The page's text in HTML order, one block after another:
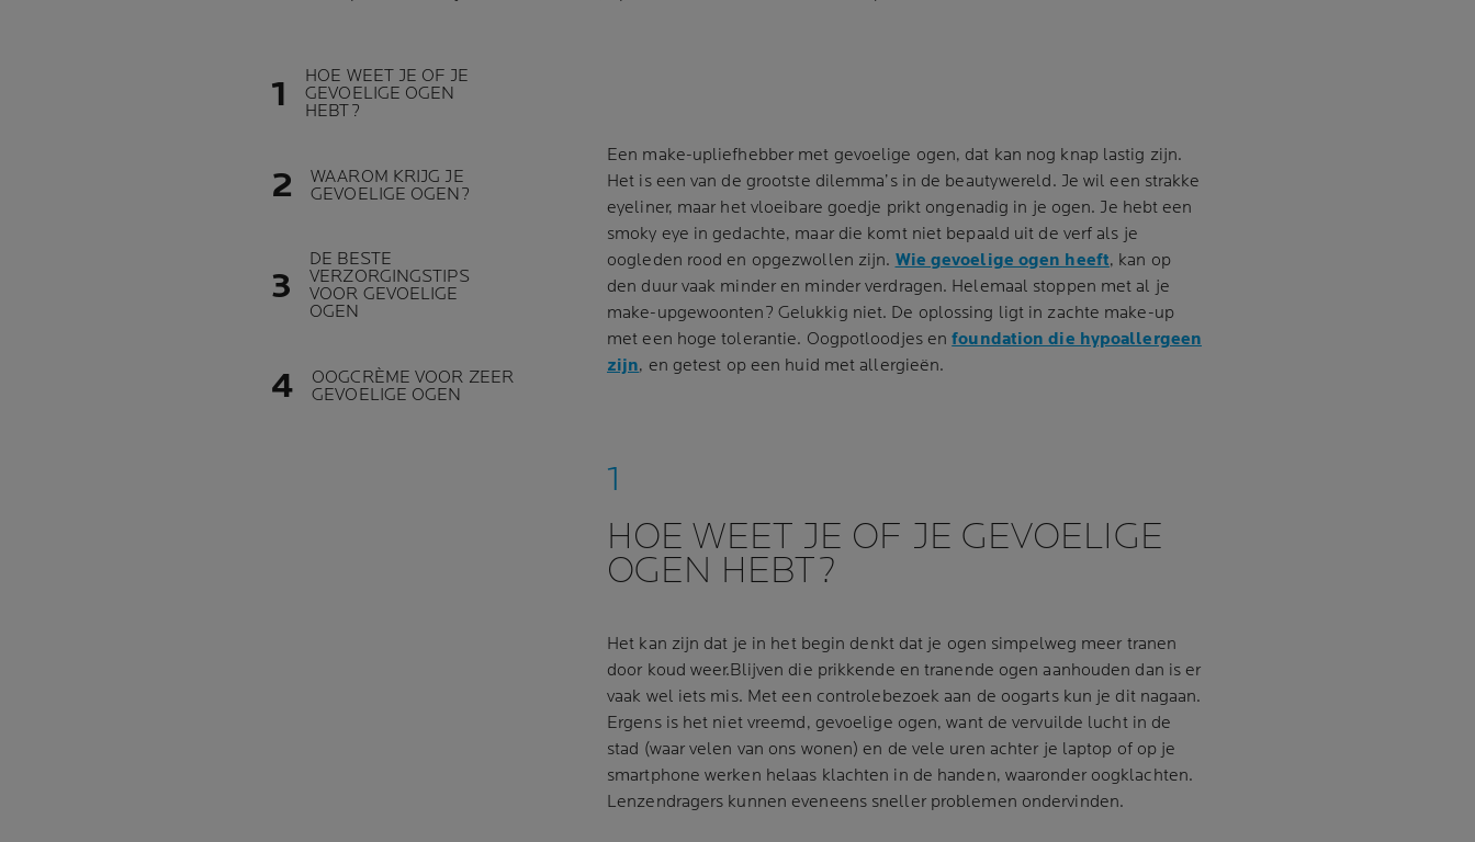
HOE WEET JE OF JE
GEVOELIGE OGEN
HEBT?
WAAROM KRIJG JE
GEVOELIGE OGEN?
DE BESTE
VERZORGINGSTIPS
VOOR GEVOELIGE
OGEN
OOGCRÈME VOOR ZEER
GEVOELIGE OGEN
Een make-upliefhebber met gevoelige ogen, dat kan nog knap lastig zijn.
Het is een van de grootste dilemma’s in de beautywereld. Je wil een strakke
eyeliner, maar het vloeibare goedje prikt ongenadig in je ogen. Je hebt een
smoky eye in gedachte, maar die komt niet bepaald uit de verf als je
oogleden rood en opgezwollen zijn. Wie gevoelige ogen heeft, kan op
den duur vaak minder en minder verdragen. Helemaal stoppen met al je
make-upgewoonten? Gelukkig niet. De oplossing ligt in zachte make-up
met een hoge tolerantie. Oogpotloodjes enfoundation die hypoallergeen
zijn, en getest op een huid met allergieën.
HOE WEET JE OF JE GEVOELIGE
OGEN HEBT?
Het kan zijn dat je in het begin denkt dat je ogen simpelweg meer tranen
door koud weer.Blijven die prikkende en tranende ogen aanhouden dan is er
vaak wel iets mis. Met een controlebezoek aan de oogarts kun je dit nagaan.
Ergens is het niet vreemd, gevoelige ogen, want de vervuilde lucht in de
stad (waar velen van ons wonen) en de vele uren achter je laptop of op je
smartphone werken helaas klachten in de handen, waaronder oogklachten.
Lenzendragers kunnen eveneens sneller problemen ondervinden.